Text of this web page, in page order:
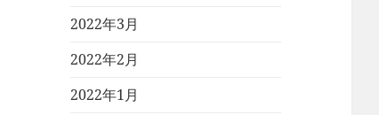
2022年3月
2022年2月
2022年1月